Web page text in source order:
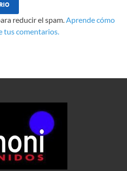
reducir el spam.Aprende cómo
tus comentarios.